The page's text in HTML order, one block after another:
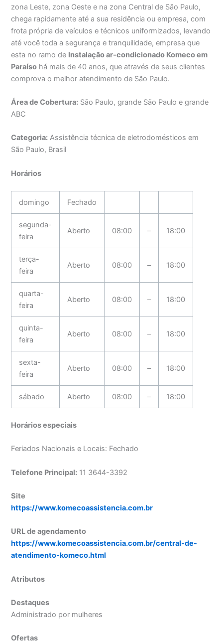
zona Leste, zona Oeste e na zona Central de São Paulo,
chega rapidamente até a sua residência ou empresa, com
frota própria de veículos e técnicos uniformizados, levando
até você toda a segurança e tranquilidade, empresa que
esta no ramo de Instalação ar-condicionado Komeco em
Paraíso há mais de 40 anos, que através de seus clientes
comprova o melhor atendimento de São Paulo.
Área de Cobertura: São Paulo, grande São Paulo e grande
ABC
Categoria: Assistência técnica de eletrodomésticos em
São Paulo, Brasil
Horários
domingo Fechado
segunda-
feira
Aberto 08:00 – 18:00
terça-
feira
Aberto 08:00 – 18:00
quarta-
feira
Aberto 08:00 – 18:00
quinta-
feira
Aberto 08:00 – 18:00
sexta-
feira
Aberto 08:00 – 18:00
sábado Aberto 08:00 – 18:00
Horários especiais
Feriados Nacionais e Locais: Fechado
Telefone Principal: 11 3644-3392
Site
https://www.komecoassistencia.com.br
URL de agendamento
https://www.komecoassistencia.com.br/central-de-
atendimento-komeco.html
Atributos
Destaques
Administrado por mulheres
Ofertas